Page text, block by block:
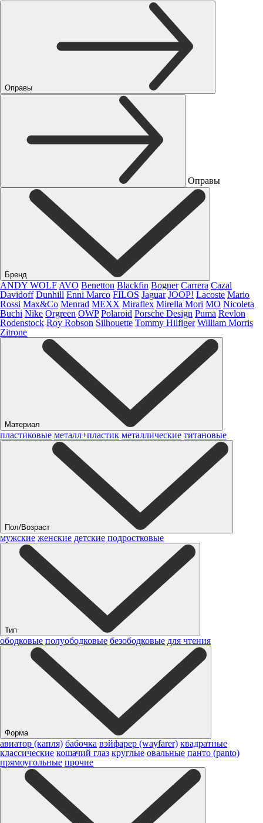
Оправы
Оправы
Бренд
ANDY WOLF AVO Benetton Blackfin Bogner Carrera Cazal
Davidoff Dunhill Enni Marco FILOS Jaguar JOOP! Lacoste Mario
Rossi Max&Co Menrad MEXX Miraflex Mirella Mori MO Nicoleta
Buchi Nike Orgreen OWP Polaroid Porsche Design Puma Revlon
Rodenstock Roy Robson Silhouette Tommy Hilfiger William Morris
Zitrone
Материал
пластиковые металл+пластик металлические титановые
Пол/Возраст
мужские женские детские подростковые
Тип
ободковые полуободковые безободковые для чтения
Форма
авиатор (капля) бабочка вэйфарер (wayfarer) квадратные
классические кошачий глаз круглые овальные панто (panto)
прямоугольные прочие